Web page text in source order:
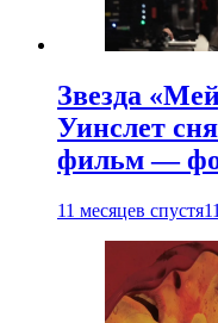
Звезда
Уинслет
фильм —
11 месяцев спустя